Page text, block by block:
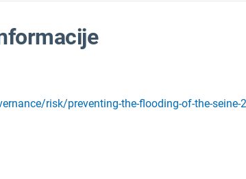
risk/preventing-the-flooding-of-the-seine-